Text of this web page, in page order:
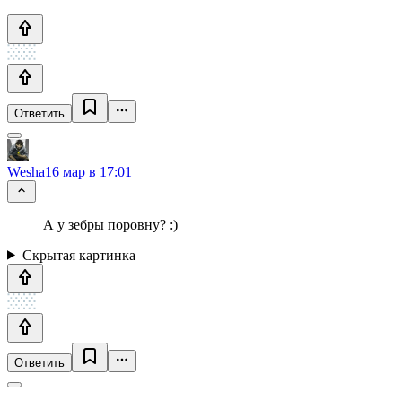
Ответить
Wesha16 мар в 17:01
А у зебры поровну? :)
Скрытая картинка
Ответить